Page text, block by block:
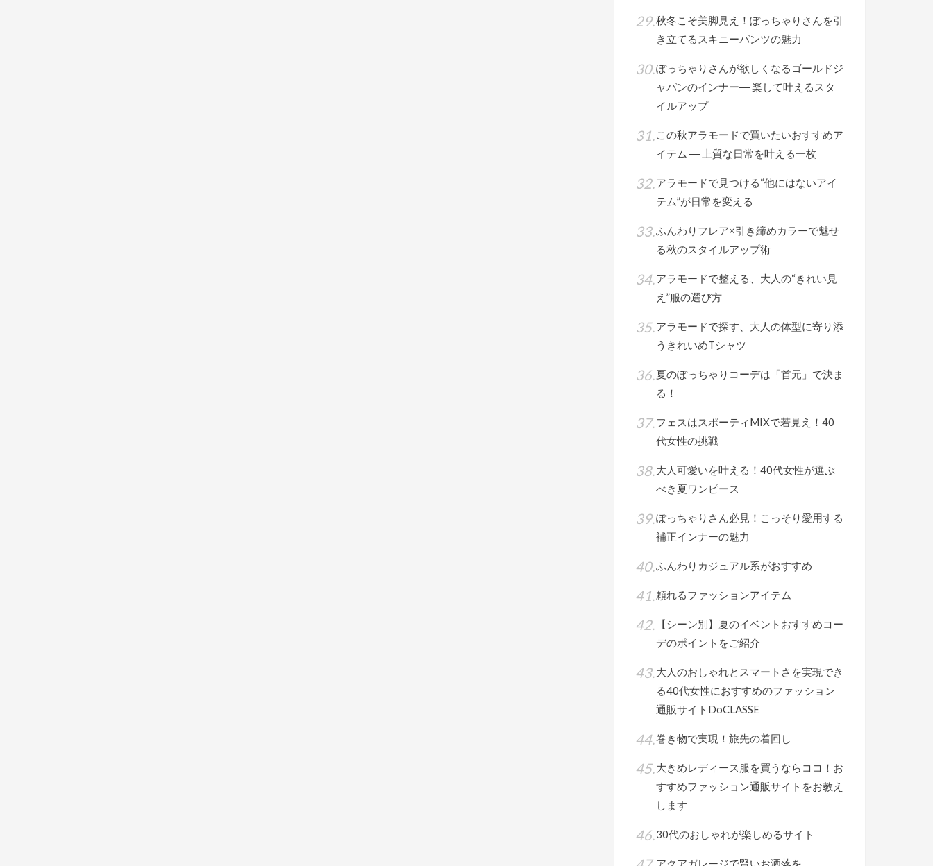
秋冬こそ美脚見え！ぽっちゃりさんを引
き立てるスキニーパンツの魅力
ぽっちゃりさんが欲しくなるゴールドジ
ャパンのインナー― 楽して叶えるスタ
イルアップ
この秋アラモードで買いたいおすすめア
イテム ― 上質な日常を叶える一枚
アラモードで見つける“他にはないアイ
テム”が日常を変える
ふんわりフレア×引き締めカラーで魅せ
る秋のスタイルアップ術
アラモードで整える、大人の“きれい見
え”服の選び方
アラモードで探す、大人の体型に寄り添
うきれいめTシャツ
夏のぽっちゃりコーデは「首元」で決ま
る！
フェスはスポーティMIXで若見え！40
代女性の挑戦
大人可愛いを叶える！40代女性が選ぶ
べき夏ワンピース
ぽっちゃりさん必見！こっそり愛用する
補正インナーの魅力
ふんわりカジュアル系がおすすめ
頼れるファッションアイテム
【シーン別】夏のイベントおすすめコー
デのポイントをご紹介
大人のおしゃれとスマートさを実現でき
る40代女性におすすめのファッション
通販サイトDoCLASSE
巻き物で実現！旅先の着回し
大きめレディース服を買うならココ！お
すすめファッション通販サイトをお教え
します
30代のおしゃれが楽しめるサイト
アクアガレージで賢いお洒落を